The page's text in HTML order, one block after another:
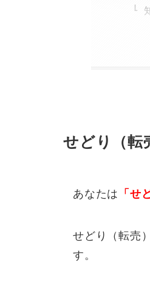
せどり（転
あなたは 「せ
せどり（転売
す。